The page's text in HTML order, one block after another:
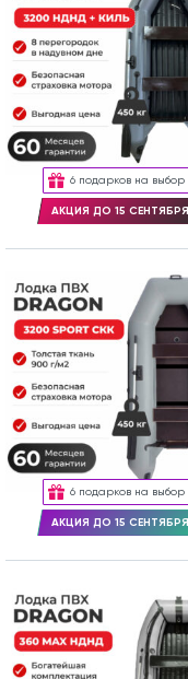
6 подарков на выбор
АКЦИЯ ДО 15 СЕНТЯБРЯ
6 подарков на выбор
АКЦИЯ ДО 15 СЕНТЯБРЯ